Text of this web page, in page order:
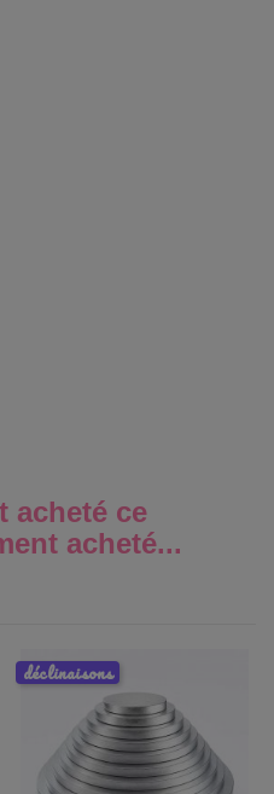
acheté ce
acheté...
déclinaisons